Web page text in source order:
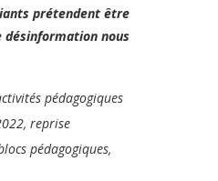
prétendent être
désinformation nous
pédagogiques
reprise
pédagogiques,